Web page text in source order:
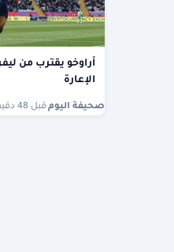
أراوخو يقترب من
الإعارة
صحيفة اليوم قبل 48 دقيقة